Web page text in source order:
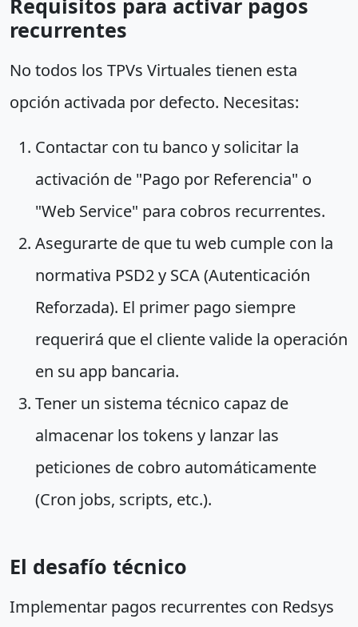
Requisitos para activar pagos
recurrentes
No todos los TPVs Virtuales tienen esta
opción activada por defecto. Necesitas:
Contactar con tu banco y solicitar la
activación de "Pago por Referencia" o
"Web Service" para cobros recurrentes.
Asegurarte de que tu web cumple con la
normativa PSD2 y SCA (Autenticación
Reforzada). El primer pago siempre
requerirá que el cliente valide la operación
en su app bancaria.
Tener un sistema técnico capaz de
almacenar los tokens y lanzar las
peticiones de cobro automáticamente
(Cron jobs, scripts, etc.).
El desafío técnico
Implementar pagos recurrentes con Redsys